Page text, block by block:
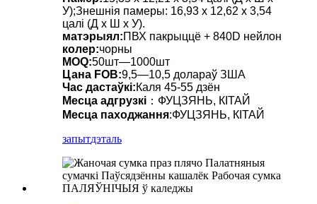
У);Знешнія памеры: 16,93 х 12,62 х 3,54
цалі (Д х Ш х У).
матэрыял:ПВХ пакрыццё + 840D нейлон
колер:чорны
MOQ:50шт—1000шт
Цана FOB:9,5—10,5 долараў ЗША
Час дастаўкі:Каля 45-55 дзён
Месца адгрузкі ：ФУЦЗЯНЬ, КІТАЙ
Месца паходжання:ФУЦЗЯНЬ, КІТАЙ
запытдэталь